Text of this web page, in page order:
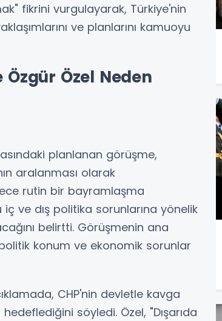
fikrini vurgulayarak, Türkiye'nin
ve planlarını kamuoyu
Özel Neden
planlanan görüşme,
aralanması olarak
rutin bir bayramlaşma
iç ve dış politika sorunlarına yönelik
belirtti. Görüşmenin ana
konum ve ekonomik sorunlar
CHP'nin devletle kavga
söyledi. Özel, "Dışarıda